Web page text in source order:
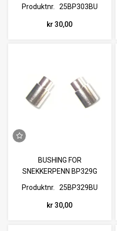
Produktnr.
25BP303BU
kr 30,00
BUSHING FOR
SNEKKERPENN BP329G
Produktnr.
25BP329BU
kr 30,00